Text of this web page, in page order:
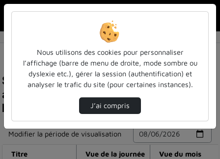
Statistiques de visualisation de la vidéo [20 ans
atilf] portrait des directeurs d'unité : alex
boulton, directeur de l'atilf de 2018 à 2022
Modifier la période de visualisation
Titre Vue de la journée Vue du mois
Nous utilisons des cookies pour personnaliser
l’affichage (barre de menu de droite, mode sombre ou
dyslexie etc.), gérer la session (authentification) et
analyser le trafic du site (pour certaines instances).
J’ai compris